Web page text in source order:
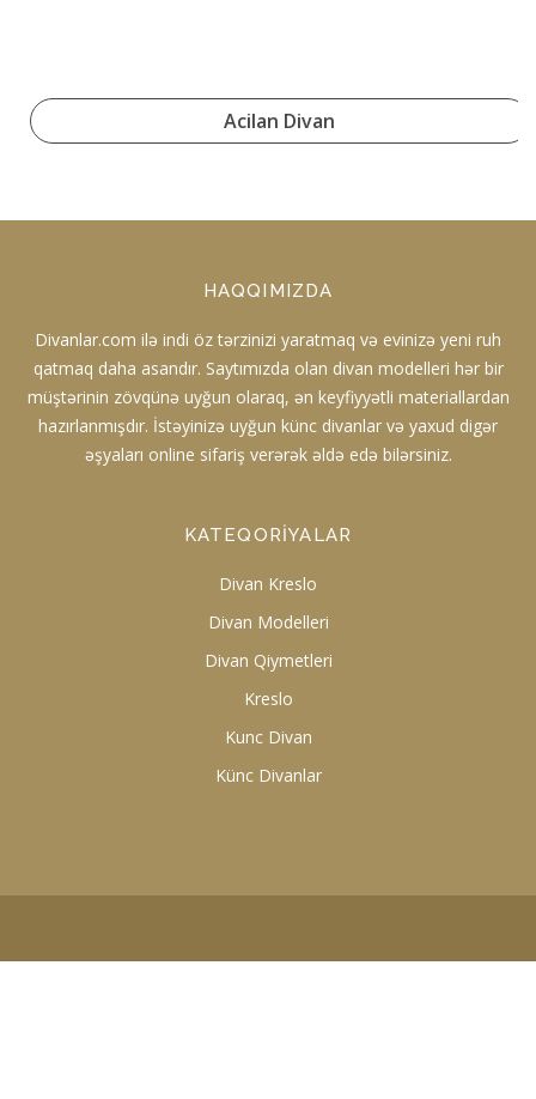
Acilan Divan
HAQQIMIZDA
Divanlar.com ilə indi öz tərzinizi yaratmaq və evinizə yeni ruh
qatmaq daha asandır. Saytımızda olan divan modelleri hər bir
müştərinin zövqünə uyğun olaraq, ən keyfiyyətli materiallardan
hazırlanmışdır. İstəyinizə uyğun künc divanlar və yaxud digər
əşyaları online sifariş verərək əldə edə bilərsiniz.
KATEQORIYALAR
Divan Kreslo
Divan Modelleri
Divan Qiymetleri
Kreslo
Kunc Divan
Künc Divanlar